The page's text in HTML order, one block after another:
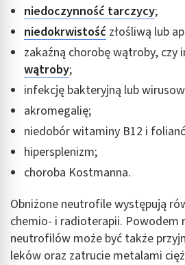
niedoczynność tarczycy;
niedokrwistość złośliwą lub
zakaźną chorobę wątroby, czy
wątroby;
infekcję bakteryjną lub
akromegalię;
niedobór witaminy B12 i
hipersplenizm;
choroba Kostmanna.
Obniżone neutrofile występują
chemio- i radioterapii. Powodem
neutrofilów może być także
leków oraz zatrucie metalami